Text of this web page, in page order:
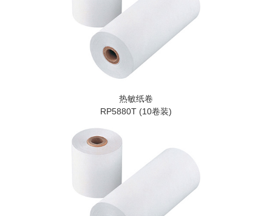
热敏纸卷
RP5880T (10卷装)